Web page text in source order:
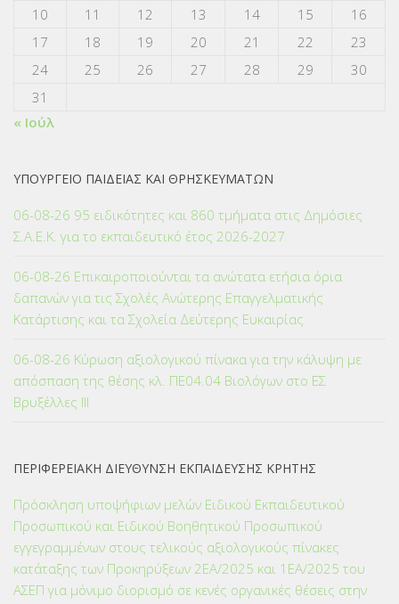
10
11 12 13 14 15
16
17
18 19 20 21 22
23
24
25 26 27 28 29
30
31
« Ιούλ
ΥΠΟΥΡΓΕΙΟ ΠΑΙΔΕΙΑΣ ΚΑΙ ΘΡΗΣΚΕΥΜΑΤΩΝ
06-08-26 95 ειδικότητες και 860 τμήματα στις Δημόσιες
Σ.Α.Ε.Κ. για το εκπαιδευτικό έτος 2026-2027
06-08-26 Επικαιροποιούνται τα ανώτατα ετήσια όρια
δαπανών για τις Σχολές Ανώτερης Επαγγελματικής
Κατάρτισης και τα Σχολεία Δεύτερης Ευκαιρίας
06-08-26 Κύρωση αξιολογικού πίνακα για την κάλυψη με
απόσπαση της θέσης κλ. ΠΕ04.04 Βιολόγων στο ΕΣ
Βρυξέλλες ΙΙΙ
ΠΕΡΙΦΕΡΕΙΑΚΗ ΔΙΕΥΘΥΝΣΗ ΕΚΠΑΙΔΕΥΣΗΣ ΚΡΗΤΗΣ
Πρόσκληση υποψήφιων μελών Ειδικού Εκπαιδευτικού
Προσωπικού και Ειδικού Βοηθητικού Προσωπικού
εγγεγραμμένων στους τελικούς αξιολογικούς πίνακες
κατάταξης των Προκηρύξεων 2ΕΑ/2025 και 1ΕΑ/2025 του
ΑΣΕΠ για μόνιμο διορισμό σε κενές οργανικές θέσεις στην